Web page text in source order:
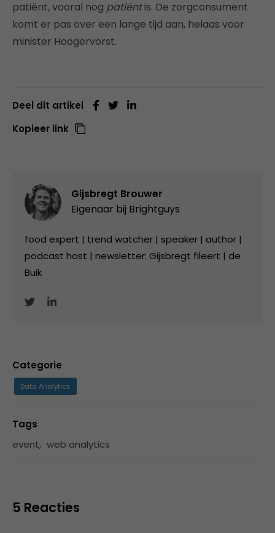
patiënt, vooral nog patiëntis. De zorgconsument
komt er pas over een lange tijd aan, helaas voor
minister Hoogervorst.
Deel dit artikel
Kopieer link
Gijsbregt Brouwer
Eigenaar bij Brightguys
food expert | trend watcher | speaker | author |
podcast host | newsletter: Gijsbregt fileert | de
Buik
Categorie
Data Analytics
Tags
event, web analytics
5 Reacties